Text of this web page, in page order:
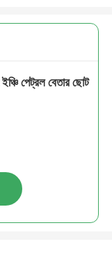
পেট্রল বেতার ছোট